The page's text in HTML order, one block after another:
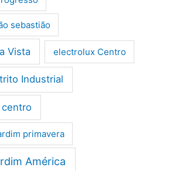
sebastião
Vista electrolux Centro
Industrial
primavera
América